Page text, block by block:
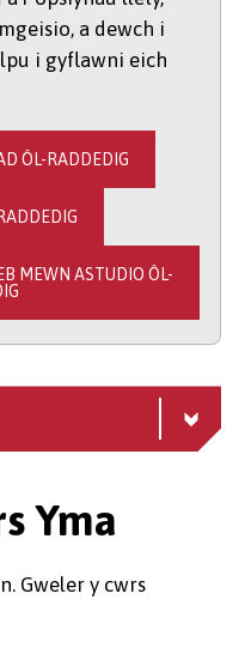
a dewch i
i gyflawni eich
ÔL-RADDEDIG
MEWN ASTUDIO ÔL-
Yma
Gweler y cwrs